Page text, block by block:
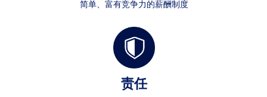
简单、富有竞争力的薪酬制度
责任